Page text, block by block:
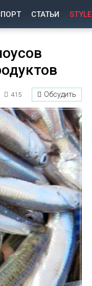
СТАТЬИ STYLE
415 Обсудить